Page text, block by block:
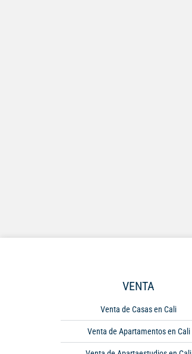
VENTA
Venta de Casas en Cali
Venta de Apartamentos en Cali